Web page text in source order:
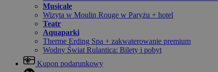
Musicale
Wizyta w Moulin Rouge w Paryżu + hotel
Teatr
Aquaparki
Therme Erding Spa + zakwaterowanie premium
Wodny Świat Rulantica: Bilety i pobyt
Kupon podarunkowy